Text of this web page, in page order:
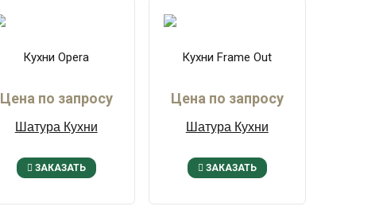
Кухни Opera
Цена по запросу
Шатура Кухни
ЗАКАЗАТЬ
Кухни Frame Out
Цена по запросу
Шатура Кухни
ЗАКАЗАТЬ